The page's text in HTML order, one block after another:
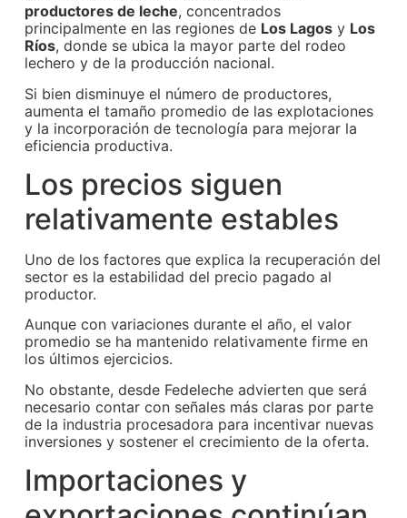
productores de leche, concentrados
principalmente en las regiones de Los Lagos y Los
Ríos, donde se ubica la mayor parte del rodeo
lechero y de la producción nacional.
Si bien disminuye el número de productores,
aumenta el tamaño promedio de las explotaciones
y la incorporación de tecnología para mejorar la
eficiencia productiva.
Los precios siguen
relativamente estables
Uno de los factores que explica la recuperación del
sector es la estabilidad del precio pagado al
productor.
Aunque con variaciones durante el año, el valor
promedio se ha mantenido relativamente firme en
los últimos ejercicios.
No obstante, desde Fedeleche advierten que será
necesario contar con señales más claras por parte
de la industria procesadora para incentivar nuevas
inversiones y sostener el crecimiento de la oferta.
Importaciones y